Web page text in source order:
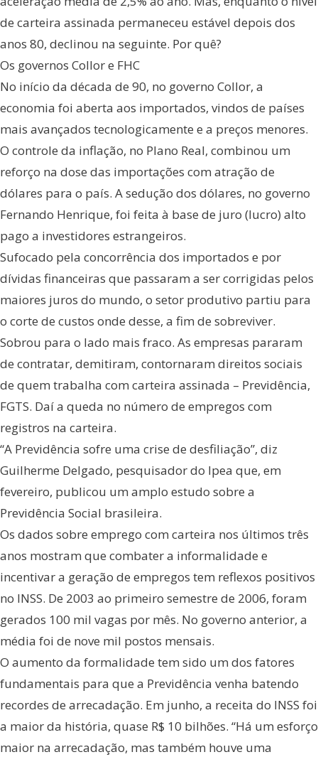
de carteira assinada permaneceu estável depois dos
anos 80, declinou na seguinte. Por quê?
Os governos Collor e FHC
No início da década de 90, no governo Collor, a
economia foi aberta aos importados, vindos de países
mais avançados tecnologicamente e a preços menores.
O controle da inflação, no Plano Real, combinou um
reforço na dose das importações com atração de
dólares para o país. A sedução dos dólares, no governo
Fernando Henrique, foi feita à base de juro (lucro) alto
pago a investidores estrangeiros.
Sufocado pela concorrência dos importados e por
dívidas financeiras que passaram a ser corrigidas pelos
maiores juros do mundo, o setor produtivo partiu para
o corte de custos onde desse, a fim de sobreviver.
Sobrou para o lado mais fraco. As empresas pararam
de contratar, demitiram, contornaram direitos sociais
de quem trabalha com carteira assinada – Previdência,
FGTS. Daí a queda no número de empregos com
registros na carteira.
“A Previdência sofre uma crise de desfiliação”, diz
Guilherme Delgado, pesquisador do Ipea que, em
fevereiro, publicou um amplo estudo sobre a
Previdência Social brasileira.
Os dados sobre emprego com carteira nos últimos três
anos mostram que combater a informalidade e
incentivar a geração de empregos tem reflexos positivos
no INSS. De 2003 ao primeiro semestre de 2006, foram
gerados 100 mil vagas por mês. No governo anterior, a
média foi de nove mil postos mensais.
O aumento da formalidade tem sido um dos fatores
fundamentais para que a Previdência venha batendo
recordes de arrecadação. Em junho, a receita do INSS foi
a maior da história, quase R$ 10 bilhões. “Há um esforço
maior na arrecadação, mas também houve uma